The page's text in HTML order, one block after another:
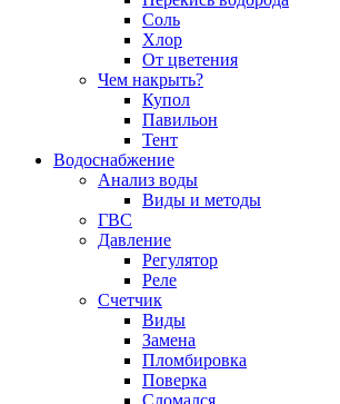
Соль
Хлор
От цветения
Чем накрыть?
Купол
Павильон
Тент
Водоснабжение
Анализ воды
Виды и методы
ГВС
Давление
Регулятор
Реле
Счетчик
Виды
Замена
Пломбировка
Поверка
Сломался